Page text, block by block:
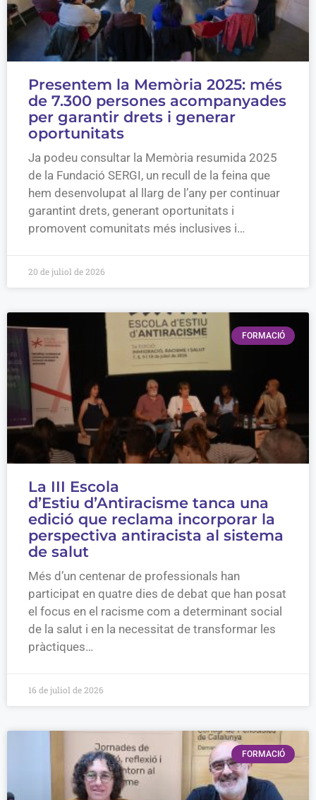
Presentem la Memòria 2025: més
de 7.300 persones acompanyades
per garantir drets i generar
oportunitats
Ja podeu consultar la Memòria resumida 2025
de la Fundació SERGI, un recull de la feina que
hem desenvolupat al llarg de l’any per continuar
garantint drets, generant oportunitats i
promovent comunitats més inclusives i…
20 de juliol de 2026
FORMACIÓ
La III Escola
d’Estiu d’Antiracisme tanca una
edició que reclama incorporar la
perspectiva antiracista al sistema
de salut
Més d’un centenar de professionals han
participat en quatre dies de debat que han posat
el focus en el racisme com a determinant social
de la salut i en la necessitat de transformar les
pràctiques…
16 de juliol de 2026
FORMACIÓ